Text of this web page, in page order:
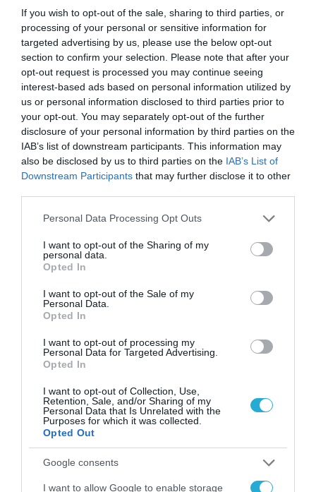
If you wish to opt-out of the sale, sharing to third parties, or
processing of your personal or sensitive information for
targeted advertising by us, please use the below opt-out
section to confirm your selection. Please note that after your
opt-out request is processed you may continue seeing
interest-based ads based on personal information utilized by
us or personal information disclosed to third parties prior to
your opt-out. You may separately opt-out of the further
disclosure of your personal information by third parties on the
IAB’s list of downstream participants. This information may
also be disclosed by us to third parties on the IAB’s List of
Downstream Participants that may further disclose it to other
Please note that this website/app uses one or more Google
not limited to your visit or usage behaviour. You may click to
grant or deny consent to Google and its third-party tags to
use your data for below specified purposes in below Google
consent section.
Personal Data Processing Opt Outs
I want to opt-out of the Sharing of my
personal data.
Opted In
I want to opt-out of the Sale of my
Personal Data.
Opted In
I want to opt-out of processing my
Personal Data for Targeted Advertising.
Opted In
I want to opt-out of Collection, Use,
Retention, Sale, and/or Sharing of my
Personal Data that Is Unrelated with the
Purposes for which it was collected.
Opted Out
Google consents
I want to allow Google to enable storage
κινητικότητα και προοπτική για τους νέους
ανθρώπους».
Η συζήτηση επεκτάθηκε επίσης στις
διεθνείς εξελίξεις στην ανώτατη
εκπαίδευση, στη σημασία της εφαρμοσμένης
έρευνας, στις νέες δεξιότητες, στην τεχνητή
νοημοσύνη και στις πολιτικές που συνδέουν
τα πανεπιστήμια με την καινοτομία και την
Η Υπουργός απηύθυνε πρόσκληση στον Dr.
Konsowaνα επισκεφθεί την Ελλάδα,
προκειμένου να γνωρίσει από κοντά το
ελληνικό οικοσύστημα ανώτατης
εκπαίδευσης, έρευνας και καινοτομίας,
υποδομές και πανεπιστημιακές
εγκαταστάσεις.
Μετά τη συνάντηση, ηΣοφία Ζαχαράκη
δήλωσε:
Η Ελλάδα και η Αίγυπτος δεν συνδέονται μόνο
με την ιστορία τους. Συνδέονται όλο και